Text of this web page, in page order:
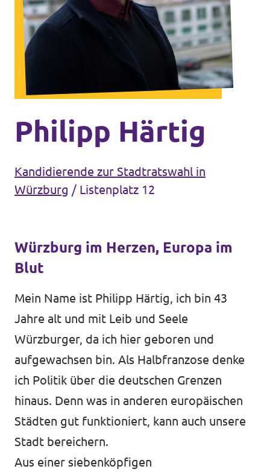
Unsere Events
Mache bei uns mit!
Deine Spende für Volt!
In Bayern vor Ort
Transparenz
Impressum
Kontakt
Philipp Härtig
Kandidierende zur Stadtratswahl in
Würzburg / Listenplatz 12
Würzburg im Herzen, Europa im
Blut
Mein Name ist Philipp Härtig, ich bin 43
Jahre alt und mit Leib und Seele
Würzburger, da ich hier geboren und
aufgewachsen bin. Als Halbfranzose denke
ich Politik über die deutschen Grenzen
hinaus. Denn was in anderen europäischen
Städten gut funktioniert, kann auch unsere
Stadt bereichern.
Aus einer siebenköpfigen